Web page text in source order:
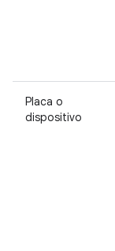
Placa o
dispositivo